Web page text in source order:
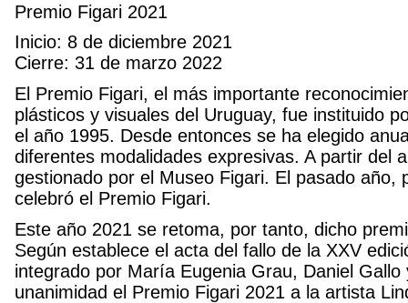
Premio Figari 2021
Inicio: 8 de diciembre 2021
Cierre: 31 de marzo 2022
El Premio Figari, el más importante
plásticos y visuales del Uruguay, fue instituido
el año 1995. Desde entonces se ha elegido
diferentes modalidades expresivas. A partir del
gestionado por el Museo Figari. El pasado año,
celebró el Premio Figari.
Este año 2021 se retoma, por tanto, dicho
Según establece el acta del fallo de la XXV
integrado por María Eugenia Grau, Daniel
unanimidad el Premio Figari 2021 a la artista